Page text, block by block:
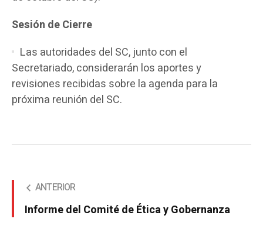
Sesión de Cierre
Las autoridades del SC, junto con el
Secretariado, considerarán los aportes y
revisiones recibidas sobre la agenda para la
próxima reunión del SC.
ANTERIOR
Informe del Comité de Ética y Gobernanza